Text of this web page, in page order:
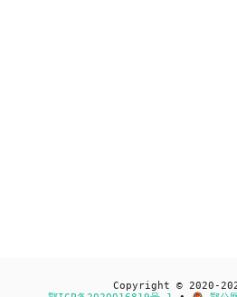
Copyright © 2020-